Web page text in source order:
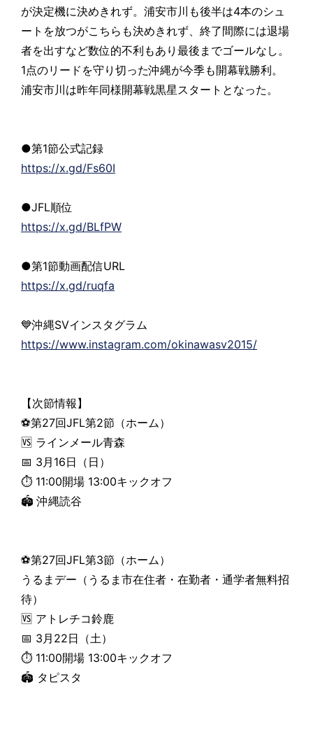
が決定機に決めきれず。浦安市川も後半は4本のシュ
ートを放つがこちらも決めきれず、終了間際には退場
者を出すなど数位的不利もあり最後までゴールなし。
1点のリードを守り切った沖縄が今季も開幕戦勝利。
浦安市川は昨年同様開幕戦黒星スタートとなった。
●第1節公式記録
https://x.gd/Fs60I
●JFL順位
https://x.gd/BLfPW
●第1節動画配信URL
https://x.gd/ruqfa
💙沖縄SVインスタグラム
https://www.instagram.com/okinawasv2015/
【次節情報】
⚽第27回JFL第2節（ホーム）
🆚 ラインメール青森
📅 3月16日（日）
⏱ 11:00開場 13:00キックオフ
🏟 沖縄読谷
⚽第27回JFL第3節（ホーム）
うるまデー（うるま市在住者・在勤者・通学者無料招
待）
🆚 アトレチコ鈴鹿
📅 3月22日（土）
⏱ 11:00開場 13:00キックオフ
🏟 タピスタ